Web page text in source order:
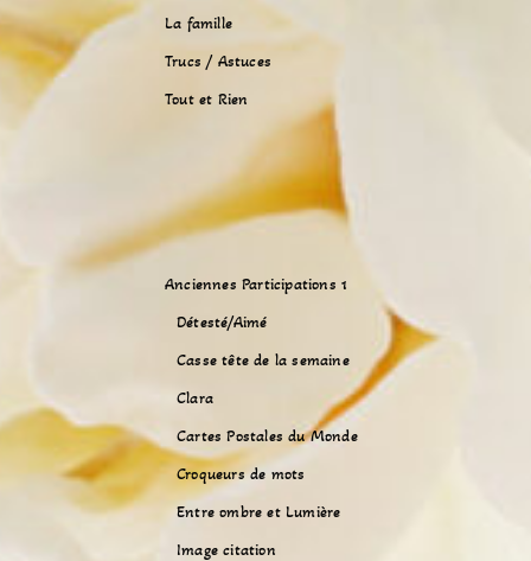
La famille
Trucs / Astuces
Tout et Rien
Anciennes Participations 1
Détesté/Aimé
Casse tête de la semaine
Clara
Cartes Postales du Monde
Croqueurs de mots
Entre ombre et Lumière
Image citation